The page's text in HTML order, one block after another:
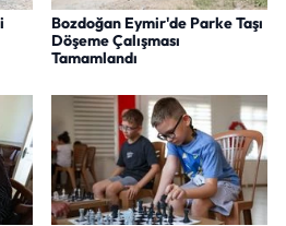
Bozdoğan Eymir'de Parke Taşı
Döşeme Çalışması
Tamamlandı